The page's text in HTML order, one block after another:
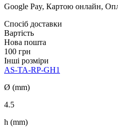
Google Pay, Картою онлайн,
Спосіб доставки
Вартість
Нова пошта
100 грн
Інші розміри
AS-TA-RP-GH1
Ø (mm)
4.5
h (mm)